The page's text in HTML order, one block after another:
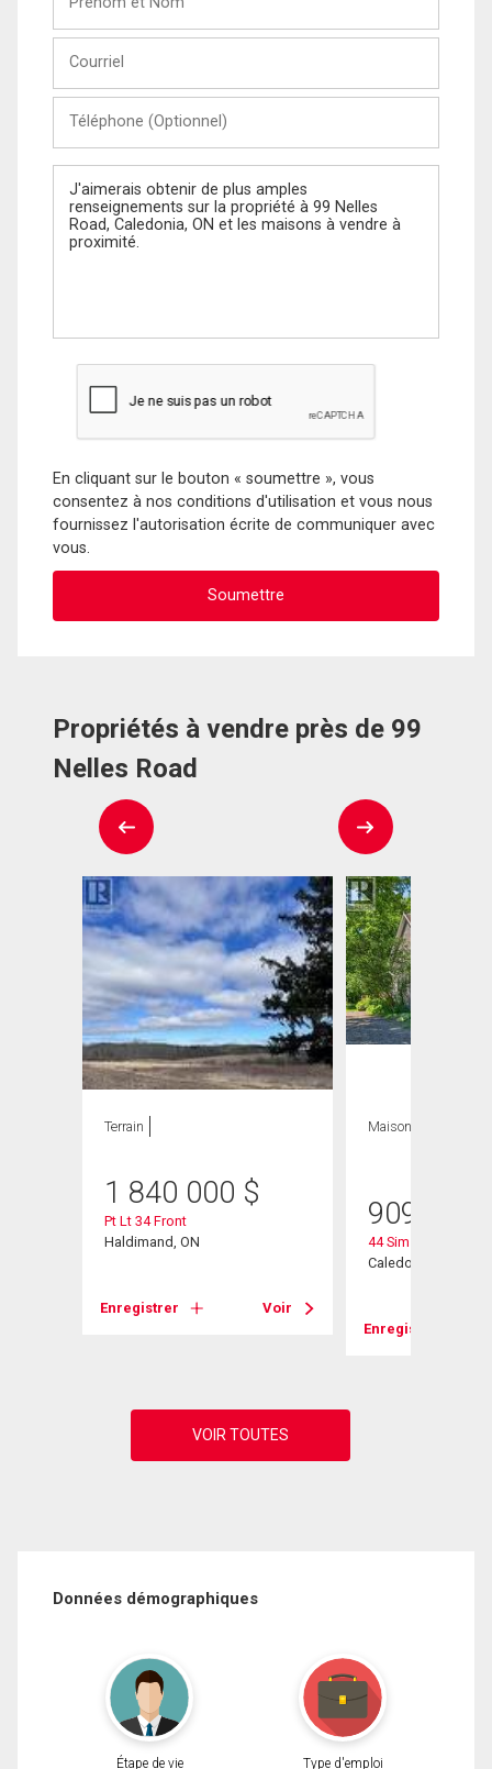
Nom
(Optionnel)
Message
En cliquant sur le bouton « soumettre », vous
consentez à nos conditions d'utilisation et vous nous
fournissez l'autorisation écrite de communiquer avec
vous.
Propriétés à vendre près de 99
Nelles Road
Terrain
1 840 000 $
Pt Lt 34 Front
Haldimand, ON
Enregistrer Voir
Maison
909 000
44 Sims Lock Road
Caledonia, ON
Enregistrer
Données démographiques
Étape de vie Type d'emploi